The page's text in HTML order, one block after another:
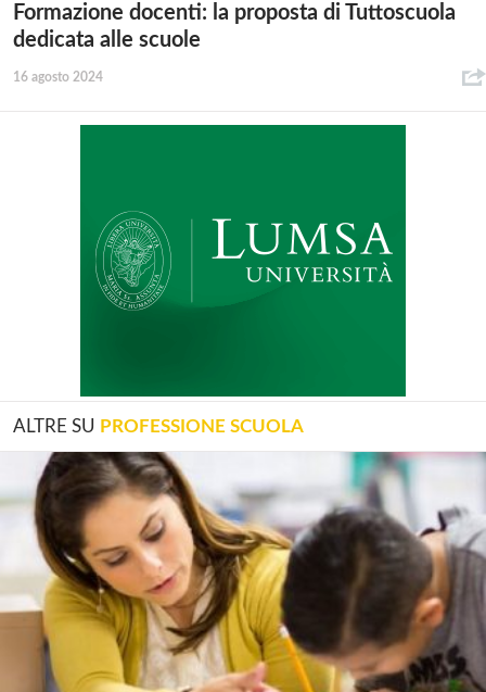
Formazione docenti: la proposta di Tuttoscuola
dedicata alle scuole
16 agosto 2024
ALTRE SU PROFESSIONE SCUOLA